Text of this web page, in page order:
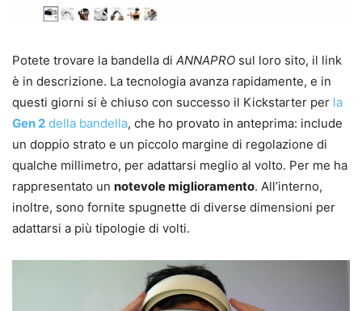
Potete trovare la bandella di ANNAPRO sul loro sito, il link
è in descrizione. La tecnologia avanza rapidamente, e in
questi giorni si è chiuso con successo il Kickstarter per la
Gen 2 della bandella, che ho provato in anteprima: include
un doppio strato e un piccolo margine di regolazione di
qualche millimetro, per adattarsi meglio al volto. Per me ha
rappresentato un notevole miglioramento. All’interno,
inoltre, sono fornite spugnette di diverse dimensioni per
adattarsi a più tipologie di volti.